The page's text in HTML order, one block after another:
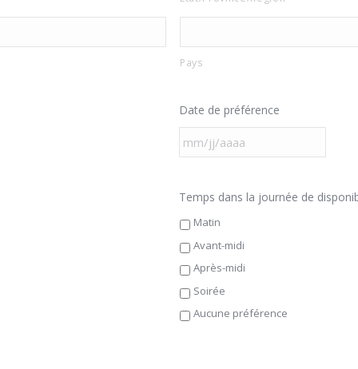
Pays
Date de préférence
slash
slash
Temps dans la journée de
Matin
Avant-midi
Après-midi
Soirée
Aucune préférence